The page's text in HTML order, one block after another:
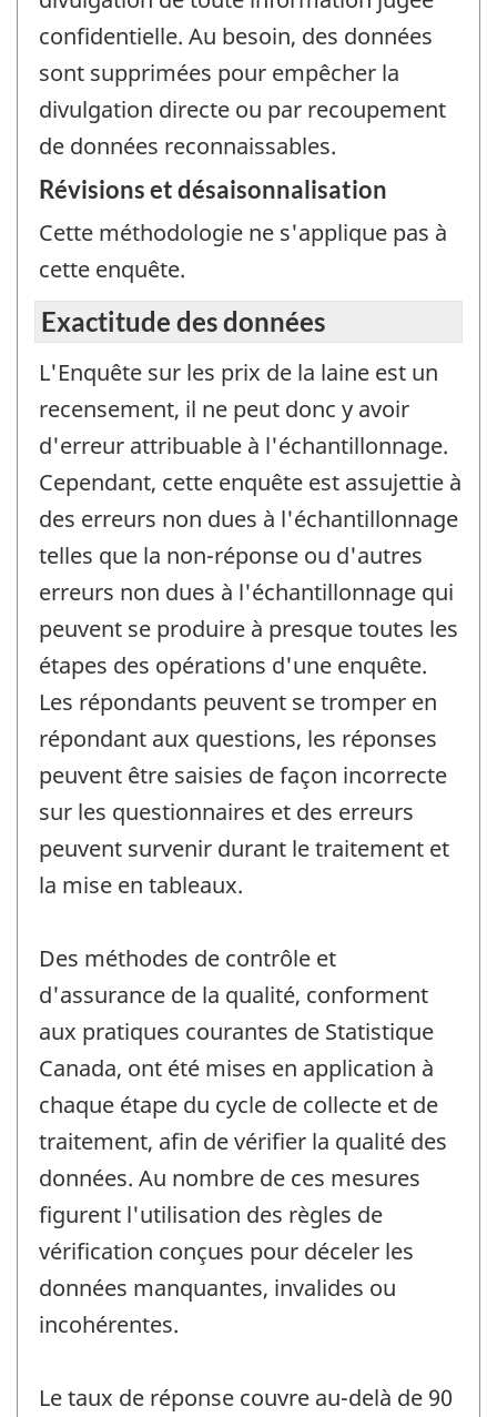
confidentielle. Au besoin, des données
sont supprimées pour empêcher la
divulgation directe ou par recoupement
de données reconnaissables.
Révisions et désaisonnalisation
Cette méthodologie ne s'applique pas à
cette enquête.
Exactitude des données
L'Enquête sur les prix de la laine est un
recensement, il ne peut donc y avoir
d'erreur attribuable à l'échantillonnage.
Cependant, cette enquête est assujettie à
des erreurs non dues à l'échantillonnage
telles que la non-réponse ou d'autres
erreurs non dues à l'échantillonnage qui
peuvent se produire à presque toutes les
étapes des opérations d'une enquête.
Les répondants peuvent se tromper en
répondant aux questions, les réponses
peuvent être saisies de façon incorrecte
sur les questionnaires et des erreurs
peuvent survenir durant le traitement et
la mise en tableaux.
Des méthodes de contrôle et
d'assurance de la qualité, conforment
aux pratiques courantes de Statistique
Canada, ont été mises en application à
chaque étape du cycle de collecte et de
traitement, afin de vérifier la qualité des
données. Au nombre de ces mesures
figurent l'utilisation des règles de
vérification conçues pour déceler les
données manquantes, invalides ou
incohérentes.
Le taux de réponse couvre au-delà de 90